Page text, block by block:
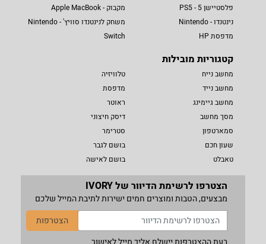
פלסטיישן 5 - PS5
נינטנדו - Nintendo
מדפסת HP
מקבוק - Apple MacBook
משחק לנינטנדו סוויץ' - Nintendo
Switch
קטגוריות מובילות
מחשב נייח
מחשב נייד
מחשב גיימינג
מסך מחשב
סמארטפון
שעון חכם
טאבלט
טלוויזיה
מדפסת
ראוטר
דיסק חיצוני
סטרימר
בושם לגבר
בושם לאישה
הצטרפו לרשימת הדיוור של IVORY
מבצעים, הטבות ומוצרים חמים ישירות לתיבת המייל שלכם
הצטרפות